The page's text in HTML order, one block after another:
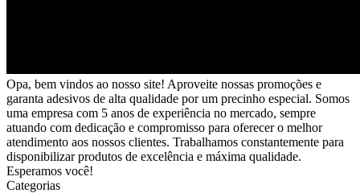
Opa, bem vindos ao nosso site! Aproveite nossas promoções e
garanta adesivos de alta qualidade por um precinho especial. Somos
uma empresa com 5 anos de experiência no mercado, sempre
atuando com dedicação e compromisso para oferecer o melhor
atendimento aos nossos clientes. Trabalhamos constantemente para
disponibilizar produtos de excelência e máxima qualidade.
Esperamos você!
Categorias